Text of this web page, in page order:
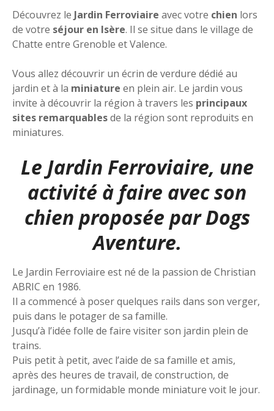
Découvrez le Jardin Ferroviaire avec votre chien lors
de votre séjour en Isère. Il se situe dans le village de
Chatte entre Grenoble et Valence.
Vous allez découvrir un écrin de verdure dédié au
jardin et à la miniature en plein air. Le jardin vous
invite à découvrir la région à travers les principaux
sites remarquablesde la région sont reproduits en
miniatures.
Le Jardin Ferroviaire, une
activité à faire avec son
chien proposée parDogs
Aventure.
Le Jardin Ferroviaire est né de la passion de Christian
ABRIC en 1986.
Il a commencé à poser quelques rails dans son verger,
puis dans le potager de sa famille.
Jusqu’à l’idée folle de faire visiter son jardin plein de
trains.
Puis petit à petit, avec l’aide de sa famille et amis,
après des heures de travail, de construction, de
jardinage, un formidable monde miniature voit le jour.